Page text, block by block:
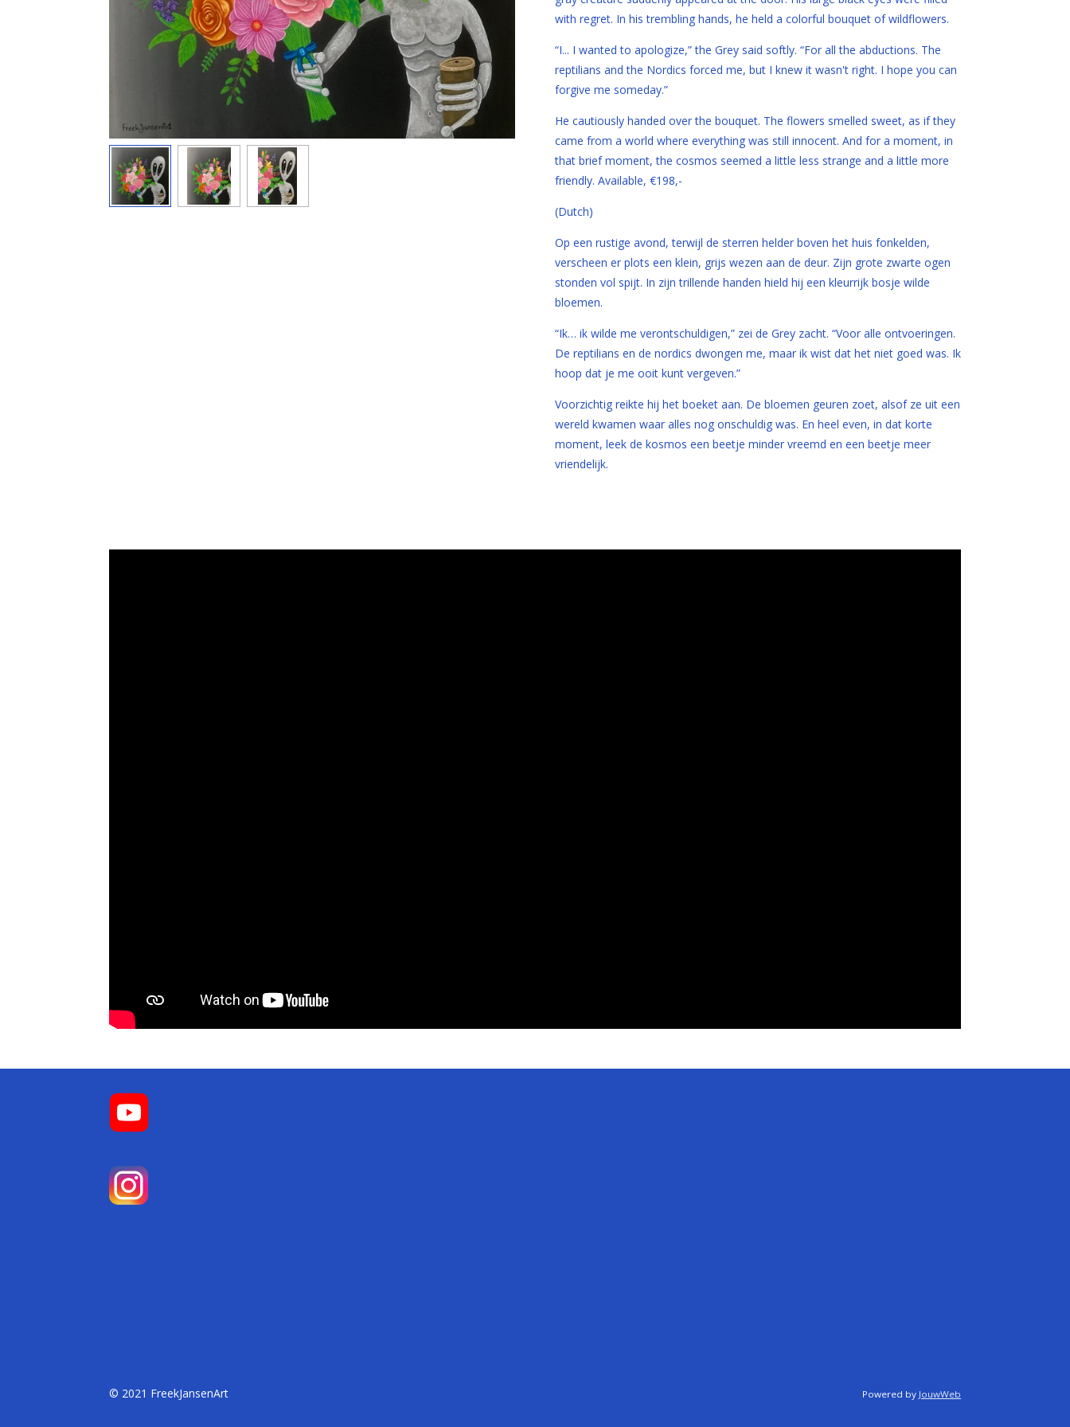
with regret. In his trembling hands, he held a colorful bouquet of wildflowers.
“I... I wanted to apologize,” the Grey said softly. “For all the abductions. The
reptilians and the Nordics forced me, but I knew it wasn't right. I hope you can
forgive me someday.”
He cautiously handed over the bouquet. The flowers smelled sweet, as if they
came from a world where everything was still innocent. And for a moment, in
that brief moment, the cosmos seemed a little less strange and a little more
friendly. Available, €198,-
(Dutch)
Op een rustige avond, terwijl de sterren helder boven het huis fonkelden,
verscheen er plots een klein, grijs wezen aan de deur. Zijn grote zwarte ogen
stonden vol spijt. In zijn trillende handen hield hij een kleurrijk bosje wilde
bloemen.
“Ik… ik wilde me verontschuldigen,” zei de Grey zacht. “Voor alle ontvoeringen.
De reptilians en de nordics dwongen me, maar ik wist dat het niet goed was. Ik
hoop dat je me ooit kunt vergeven.”
Voorzichtig reikte hij het boeket aan. De bloemen geuren zoet, alsof ze uit een
wereld kwamen waar alles nog onschuldig was. En heel even, in dat korte
moment, leek de kosmos een beetje minder vreemd en een beetje meer
vriendelijk.
© 2021 FreekJansenArt Powered by JouwWeb